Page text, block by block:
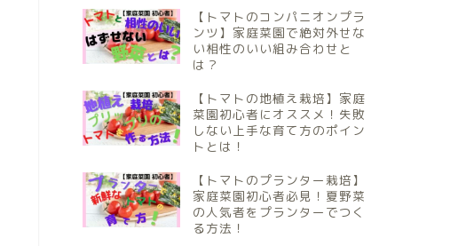
【トマトのコンパニオンプラ
ンツ】家庭菜園で絶対外せな
い相性のいい組み合わせと
は？
【トマトの地植え栽培】家庭
菜園初心者にオススメ！失敗
しない上手な育て方のポイン
トとは！
【トマトのプランター栽培】
家庭菜園初心者必見！夏野菜
の人気者をプランターでつく
る方法！